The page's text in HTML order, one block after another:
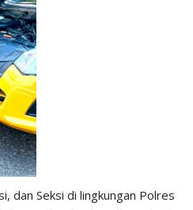
dan Seksi di lingkungan Polres
Mediasi Masalah
Liar di Naiola
Tengah Utara